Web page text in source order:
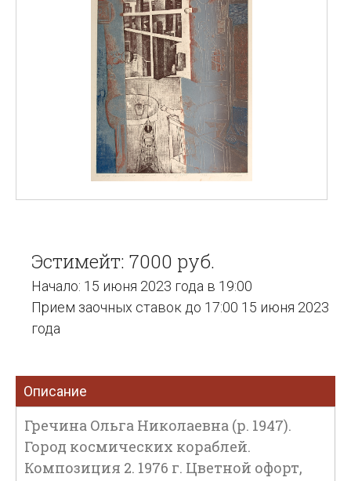
Эстимейт: 7000 руб.
Начало: 15 июня 2023 года в 19:00
Прием заочных ставок до 17:00 15 июня 2023
года
Описание
Гречина Ольга Николаевна (р. 1947).
Город космических кораблей.
Композиция 2. 1976 г. Цветной офорт,